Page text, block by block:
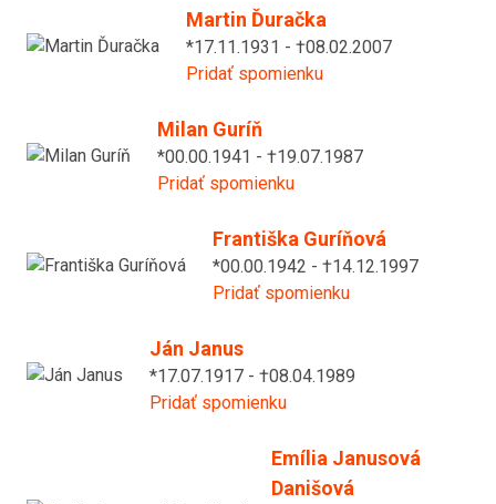
Martin Ďuračka
*17.11.1931 - †08.02.2007
Pridať spomienku
Milan Guríň
*00.00.1941 - †19.07.1987
Pridať spomienku
Františka Guríňová
*00.00.1942 - †14.12.1997
Pridať spomienku
Ján Janus
*17.07.1917 - †08.04.1989
Pridať spomienku
Emília Janusová
Danišová